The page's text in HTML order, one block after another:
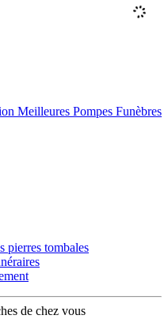
Meilleures Pompes Funèbres
pierres tombales
de chez vous